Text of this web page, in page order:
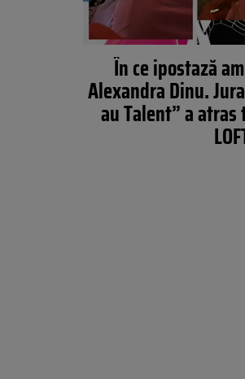
În ce ipostază
Alexandra Dinu.
au Talent” a